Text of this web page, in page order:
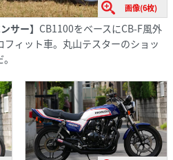
画像(6枚)
サー】 CB1100をベースにCB-F風外
ィット車。丸山テスターのショッ